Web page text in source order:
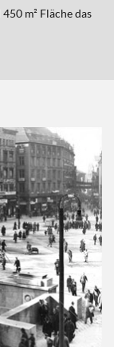
m² Fläche das